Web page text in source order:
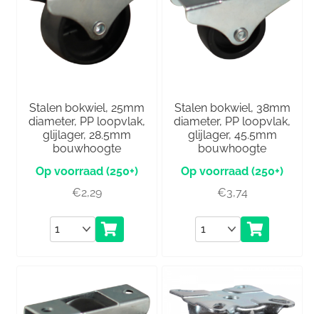
Stalen bokwiel, 25mm
diameter, PP loopvlak,
glijlager, 28.5mm
bouwhoogte
(250+)
€2,29
Aantal
Stalen bokwiel, 38mm
diameter, PP loopvlak,
glijlager, 45.5mm
bouwhoogte
(250+)
€3,74
Aantal